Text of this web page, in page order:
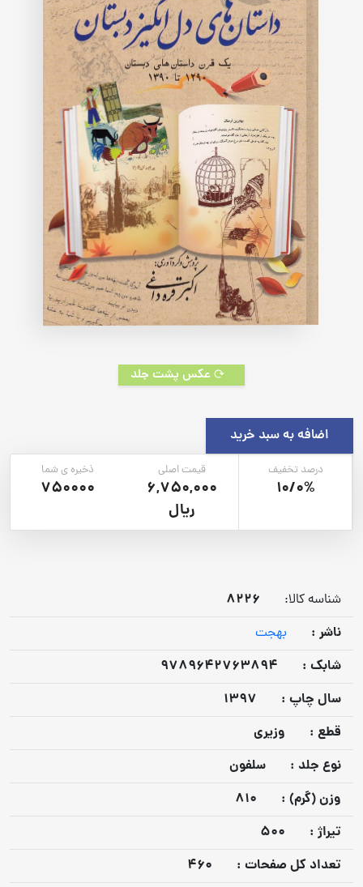
عکس پشت جلد
اضافه به سبد خرید
درصد تخفیف
10/0%
قیمت اصلی
6,750,000
ریال
ذخیره ی شما
750000
شناسه کالا:
8226
ناشر :
بهجت
شابک :
9789642763894
سال چاپ :
1397
قطع :
وزیری
نوع جلد :
سلفون
وزن (گرم) :
810
تيراژ :
500
تعداد كل صفحات :
460